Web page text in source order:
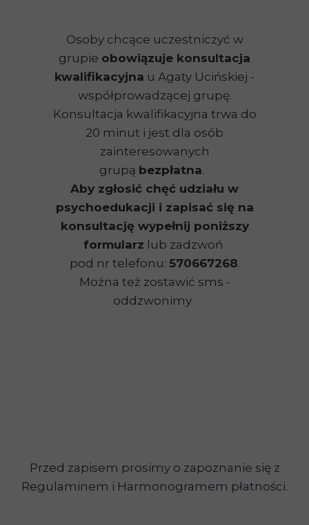
Osoby chcące uczestniczyć w
grupie obowiązuje konsultacja
kwalifikacyjna u Agaty Ucińskiej -
współprowadzącej grupę.
Konsultacja kwalifikacyjna trwa do
20 minut i jest dla osób
zainteresowanych
grupą bezpłatna.
Aby zgłosić chęć udziału w
psychoedukacji i zapisać się na
konsultację wypełnij poniższy
formularz lub zadzwoń
pod nr telefonu: 570667268.
Można też zostawić sms -
oddzwonimy.
Przed zapisem prosimy o zapoznanie się z
Regulaminem i Harmonogramem płatności.